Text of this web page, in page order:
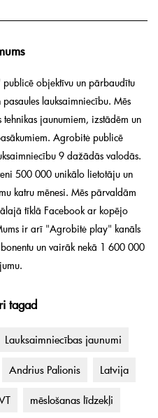
objektīvu un pārbaudītu
lauksaimniecību. Mēs
jaunumiem, izstādēm un
Agrobitė publicē
9 dažādās valodās.
500 000 unikālo lietotāju un
katru mēnesi. Mēs pārvaldām
tīklā Facebook ar kopējo
ir arī "Agrobitė play" kanāls
un vairāk nekā 1 600 000
tagad
Lauksaimniecības jaunumi
Andrius Palionis Latvija
mēslošanas līdzekļi